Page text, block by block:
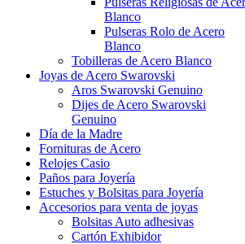
Blanco
Pulseras Rolo de Acero
Blanco
Tobilleras de Acero Blanco
Joyas de Acero Swarovski
Aros Swarovski Genuino
Dijes de Acero Swarovski
Genuino
Día de la Madre
Fornituras de Acero
Relojes Casio
Paños para Joyería
Estuches y Bolsitas para Joyería
Accesorios para venta de joyas
Bolsitas Auto adhesivas
Cartón Exhibidor